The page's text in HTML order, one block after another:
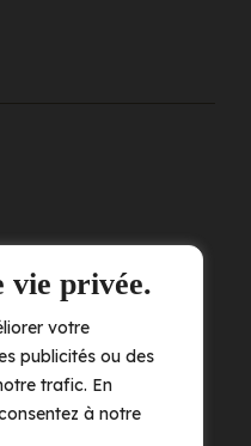
vie privée.
votre
publicités ou des
trafic. En
à notre